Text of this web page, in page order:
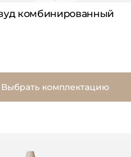
комбинированный
Выбрать комплектацию